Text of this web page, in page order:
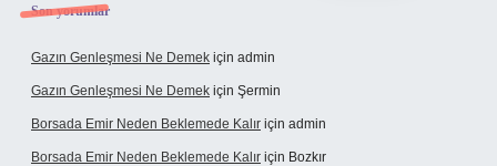
Son yorumlar
Gazın Genleşmesi Ne Demek için admin
Gazın Genleşmesi Ne Demek için Şermin
Borsada Emir Neden Beklemede Kalır için admin
Borsada Emir Neden Beklemede Kalır için Bozkır